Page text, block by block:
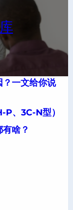
？一文给你说
、3C-N型）
啥？